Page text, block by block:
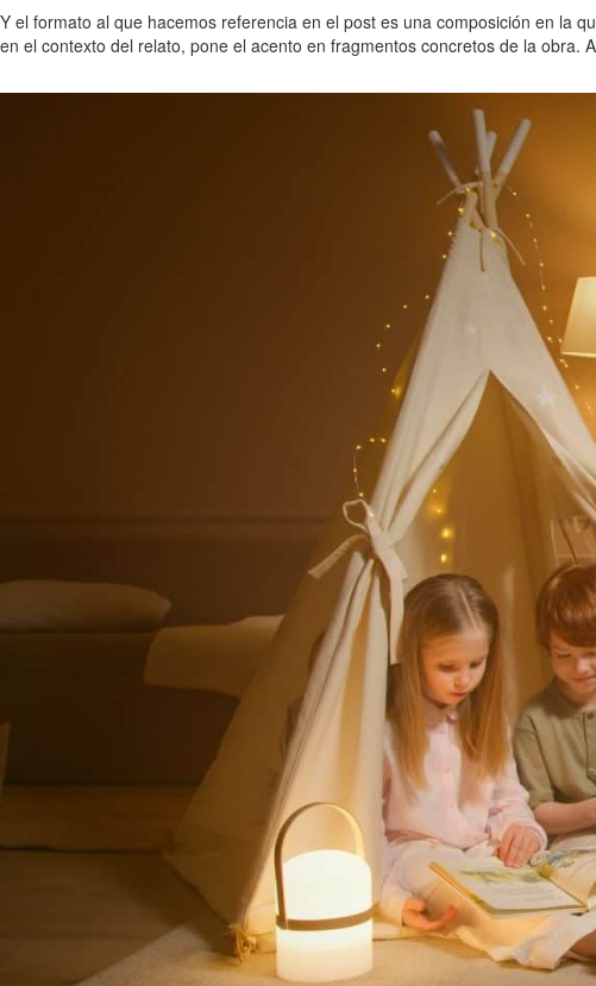
Y el formato al que hacemos referencia en el post es una composición en la
en el contexto del relato, pone el acento en fragmentos concretos de la obra.